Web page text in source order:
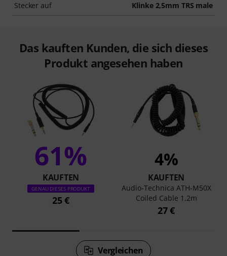
Stecker auf Klinke 2,5mm TRS male
Das kauften Kunden, die sich dieses
Produkt angesehen haben
61%
KAUFTEN
GENAU DIESES PRODUKT
25 €
4%
KAUFTEN
Audio-Technica ATH-M50X
Coiled Cable 1,2m
27 €
Vergleichen